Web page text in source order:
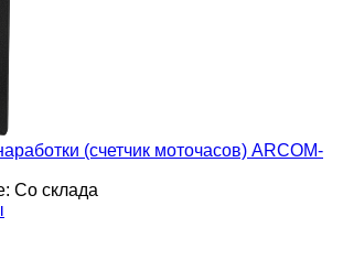
(счетчик моточасов) ARCOM-
Со склада